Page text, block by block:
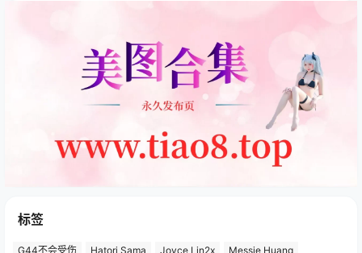
标签
G44不会受伤 Hatori Sama Joyce Lin2x Messie Huang